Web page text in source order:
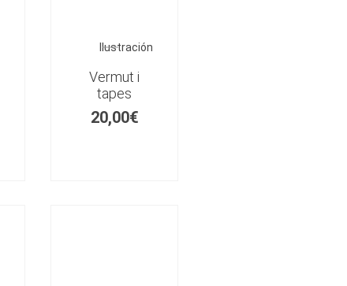
Ilustración
Vermut i
tapes
20,00€